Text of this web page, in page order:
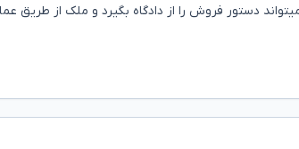
دستور فروش را از دادگاه بگیرد و ملک از طریق